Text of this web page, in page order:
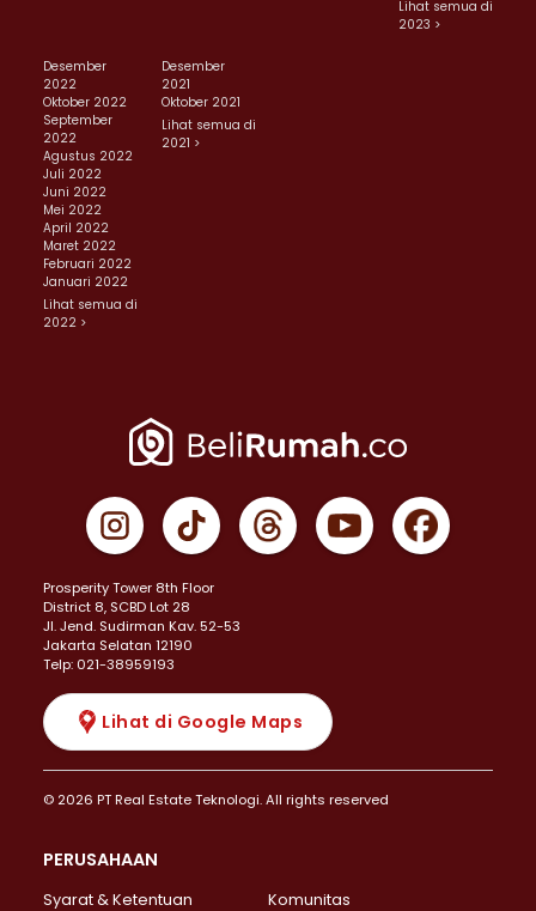
Lihat semua di
2023 >
Desember
2022
Oktober 2022
September
2022
Agustus 2022
Juli 2022
Juni 2022
Mei 2022
April 2022
Maret 2022
Februari 2022
Januari 2022
Lihat semua di
2022 >
Desember
2021
Oktober 2021
Lihat semua di
2021 >
Prosperity Tower 8th Floor
District 8, SCBD Lot 28
JI. Jend. Sudirman Kav. 52-53
Jakarta Selatan 12190
Telp: 021-38959193
Lihat di Google Maps
© 2026 PT Real Estate Teknologi. All rights reserved
PERUSAHAAN
Syarat & Ketentuan
Komunitas